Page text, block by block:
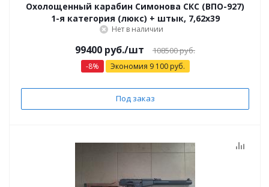
Охолощенный карабин Симонова СКС (ВПО-927)
1-я категория (люкс) + штык, 7,62x39
Нет в наличии
99400 руб./шт 108500 руб.
-8% Экономия 9 100руб.
Под заказ